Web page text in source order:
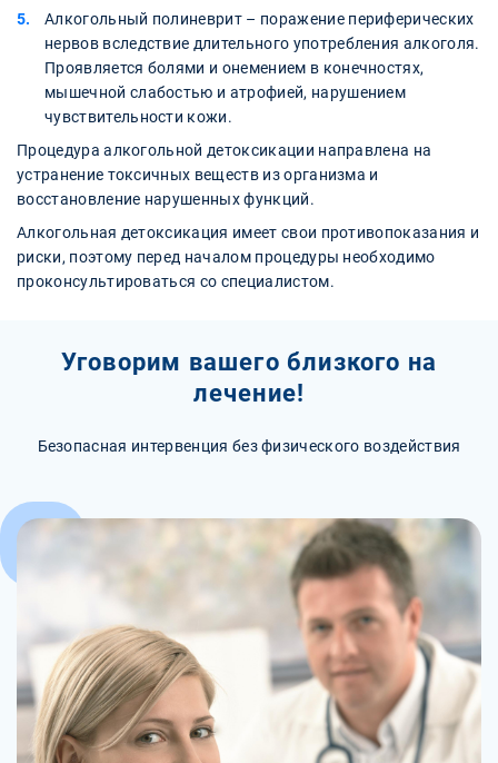
Алкогольный полиневрит – поражение периферических
нервов вследствие длительного употребления алкоголя.
Проявляется болями и онемением в конечностях,
мышечной слабостью и атрофией, нарушением
чувствительности кожи.
Процедура алкогольной детоксикации направлена на
устранение токсичных веществ из организма и
восстановление нарушенных функций.
Алкогольная детоксикация имеет свои противопоказания и
риски, поэтому перед началом процедуры необходимо
проконсультироваться со специалистом.
Уговорим вашего близкого на
лечение!
Безопасная интервенция без физического воздействия